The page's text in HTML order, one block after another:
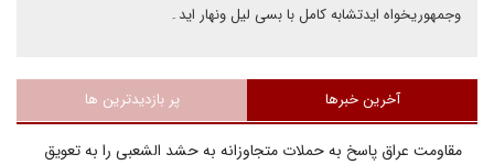
وجمهوریخواه ایدتشابه کامل با بسی لیل ونهار اید۔
آخرین خبرها پر بازدیدترین ها
مقاومت عراق پاسخ به حملات متجاوزانه به حشد الشعبی را به تعویق